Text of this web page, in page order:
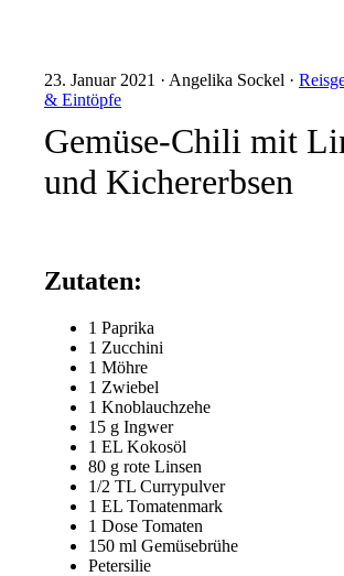
23. Januar 2021 · Angelika Sockel ·
& Eintöpfe
Gemüse-Chili mit
und Kichererbsen
Zutaten:
1 Paprika
1 Zucchini
1 Möhre
1 Zwiebel
1 Knoblauchzehe
15 g Ingwer
1 EL Kokosöl
80 g rote Linsen
1/2 TL Currypulver
1 EL Tomatenmark
1 Dose Tomaten
150 ml Gemüsebrühe
Petersilie